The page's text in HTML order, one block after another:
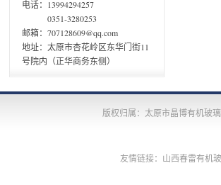
电话：13994294257
0351-3280253
邮箱：707128609@qq.com
地址：太原市杏花岭区东华门街11
号院内（正华商务东侧）
版权归属：太原市晶博有机
友情链接： 山西春雷有机